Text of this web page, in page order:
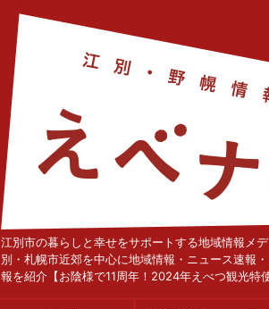
江別市の暮らしと幸せをサポートする地域情報メ
別・札幌市近郊を中心に地域情報・ニュース速報
報を紹介【お陰様で11周年！2024年えべつ観光特使